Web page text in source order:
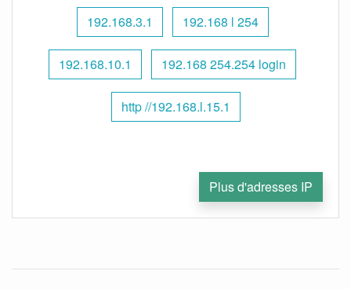
192.168.3.1 192.168 l 254
192.168.10.1 192.168 254.254 login
http //192.168.l.15.1
Plus d'adresses IP